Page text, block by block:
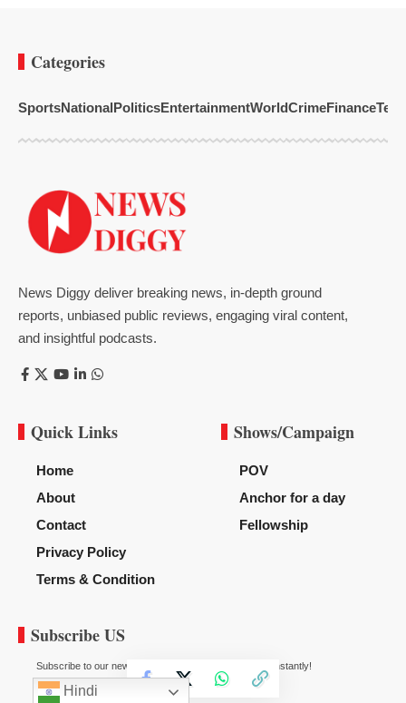
Categories
SportsNationalPoliticsEntertainmentWorldCrimeFinance
News Diggy deliver breaking news, in-depth ground
reports, unbiased public reviews, engaging viral content,
and insightful podcasts.
Quick Links
Home
About
Contact
Privacy Policy
Terms & Condition
Shows/Campaign
POV
Anchor for a day
Fellowship
Subscribe US
Subscribe to our newsletter to get our newest articles instantly!
Hindi